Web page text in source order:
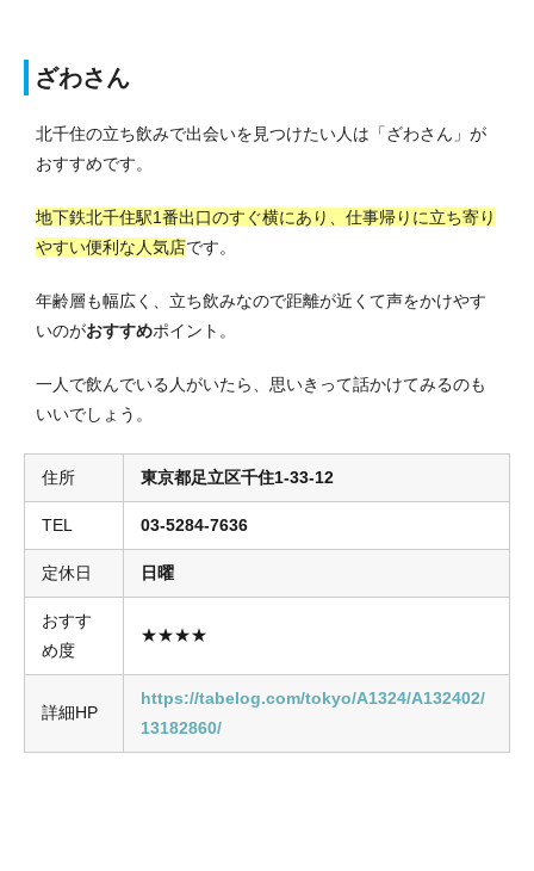
ざわさん
北千住の立ち飲みで出会いを見つけたい人は「ざわさん」が
おすすめです。
地下鉄北千住駅1番出口のすぐ横にあり、仕事帰りに立ち寄り
やすい便利な人気店です。
年齢層も幅広く、立ち飲みなので距離が近くて声をかけやす
いのがおすすめポイント。
一人で飲んでいる人がいたら、思いきって話かけてみるのも
いいでしょう。
住所 東京都足立区千住1-33-12
TEL 03-5284-7636
定休日 日曜
おすす
め度
★★★★
詳細HP
https://tabelog.com/tokyo/A1324/A132402/
13182860/